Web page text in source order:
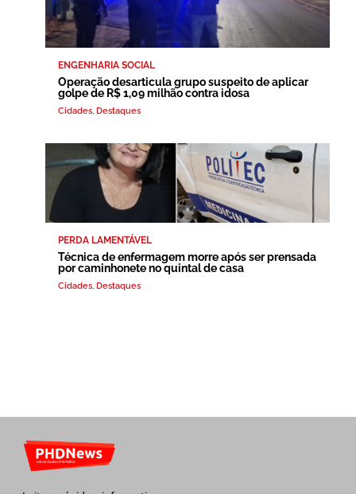
ENGENHARIA SOCIAL
Operação desarticula grupo suspeito de aplicar
golpe de R$ 1,09 milhão contra idosa
Cidades, Destaques
PERDA LAMENTÁVEL
Técnica de enfermagem morre após ser prensada
por caminhonete no quintal de casa
Cidades, Destaques